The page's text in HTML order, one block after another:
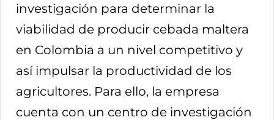
investigación para determinar la
viabilidad de producir cebada maltera
en Colombia a un nivel competitivo y
así impulsar la productividad de los
agricultores. Para ello, la empresa
cuenta con un centro de investigación